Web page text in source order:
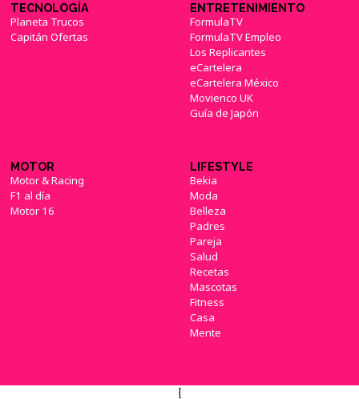
TECNOLOGÍA
Planeta Trucos
Capitán Ofertas
ENTRETENIMIENTO
FormulaTV
FormulaTV Empleo
Los Replicantes
eCartelera
eCartelera México
Movienco UK
Guía de Japón
MOTOR
Motor & Racing
F1 al día
Motor 16
LIFESTYLE
Bekia
Moda
Belleza
Padres
Pareja
Salud
Recetas
Mascotas
Fitness
Casa
Mente
{